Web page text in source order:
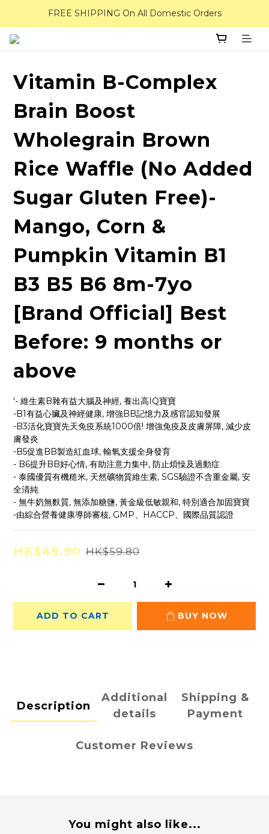
FREE SHIPPING On All Domestic Orders
Vitamin B-Complex
Brain Boost
Wholegrain Brown
Rice Waffle (No Added
Sugar Gluten Free)-
Mango, Corn &
Pumpkin Vitamin B1
B3 B5 B6 8m-7yo
[Brand Official] Best
Before: 9 months or
above
'- 維生素B雜有益大腦及神經, 養出高IQ寶寶
-B1有益心臟及神經健康, 增強BB記憶力及感官認知發展
-B3活化寶寶先天免疫系統1000倍! 增強免疫及皮膚屏障, 減少皮
膚發炎
-B5促進BB製造紅血球, 輸氧支援全身發育
- B6提升BB好心情, 有助注意力集中, 防止煩懆及過動症
- 泰國優質有機糙米, 天然礦物質維生素, SGS驗證不含重金屬, 安
全清純
- 無牛奶無麩質, 無添加糖鹽, 黃金級低敏親和, 特別適合加固寶寶
-由綜合營養健康導師審核, GMP、HACCP、國際品質認證
HK$49.90 HK$59.80
ADD TO CART BUY NOW
Description
Additional
details
Shipping &
Payment
Customer Reviews
You might also like...